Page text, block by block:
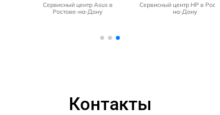
Сервисный центр Asus в
Ростове-на-Дону
Сервисный центр HP в Ростове-
на-Дону
Контакты